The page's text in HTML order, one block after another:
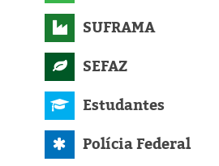
SUFRAMA
SEFAZ
Estudantes
Polícia Federal